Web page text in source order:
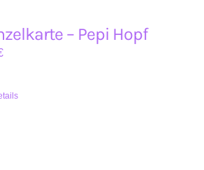
– Pepi Hopf